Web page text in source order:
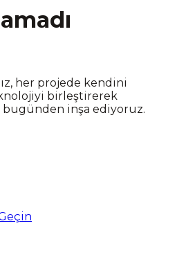
her projede kendini
birleştirerek
bugünden inşa ediyoruz.